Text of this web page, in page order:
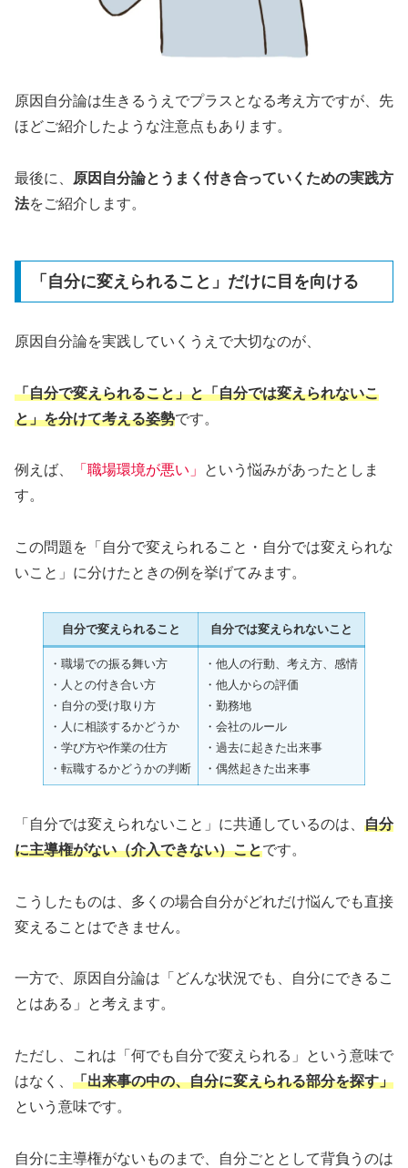
原因自分論は生きるうえでプラスとなる考え方ですが、先
ほどご紹介したような注意点もあります。
最後に、
原因自分論とうまく付き合っていくための実践方
法をご紹介します。
「自分に変えられること」だけに目を向ける
原因自分論を実践していくうえで大切なのが、
「自分で変えられること」と「自分では変えられないこ
と」を分けて考える姿勢です。
例えば、 「職場環境が悪い」
という悩みがあったとしま
す。
この問題を「自分で変えられること・自分では変えられな
いこと」に分けたときの例を挙げてみます。
自分で変えられること 自分では変えられないこと
・職場での振る舞い方
・人との付き合い方
・自分の受け取り方
・人に相談するかどうか
・学び方や作業の仕方
・転職するかどうかの判断
・他人の行動、考え方、感情
・他人からの評価
・勤務地
・会社のルール
・過去に起きた出来事
・偶然起きた出来事
「自分では変えられないこと」に共通しているのは、 自分
に主導権がない（介入できない）ことです。
こうしたものは、多くの場合自分がどれだけ悩んでも直接
変えることはできません。
一方で、原因自分論は「どんな状況でも、自分にできるこ
とはある」と考えます。
ただし、これは「何でも自分で変えられる」という意味で
はなく、 「出来事の中の、自分に変えられる部分を探す」
という意味です。
自分に主導権がないものまで、自分ごととして背負うのは